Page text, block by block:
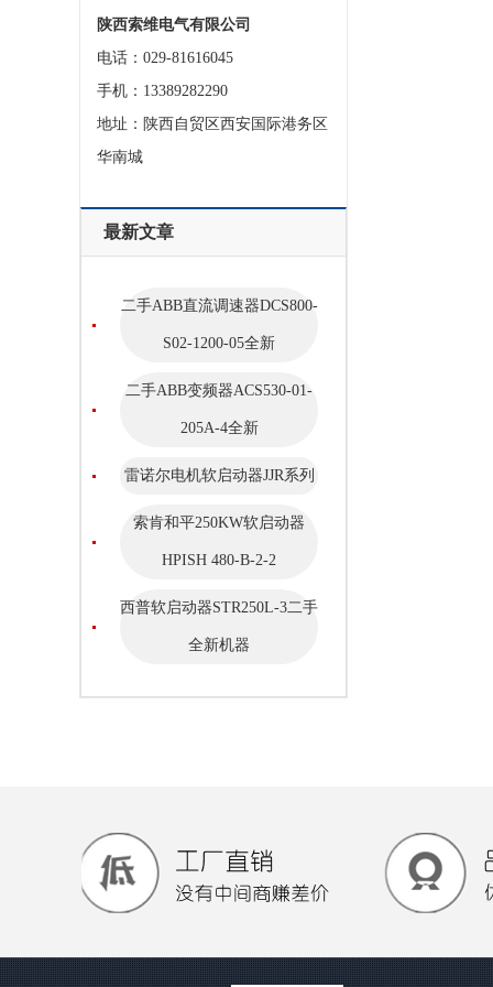
陕西索维电气有限公司
电话：029-81616045
手机：13389282290
地址：陕西自贸区西安国际港务区
华南城
最新文章
二手ABB直流调速器DCS800-
S02-1200-05全新
二手ABB变频器ACS530-01-
205A-4全新
雷诺尔电机软启动器JJR系列
索肯和平250KW软启动器
HPISH 480-B-2-2
西普软启动器STR250L-3二手
全新机器